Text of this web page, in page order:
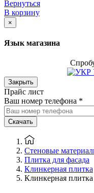
Вернуться
В корзину
×
Язык магазина
Закрыть
Прайс лист
Ваш номер телефона *
Скачать
Стеновые
Плитка для фасада
Клинкерная плитка
Клинкерная